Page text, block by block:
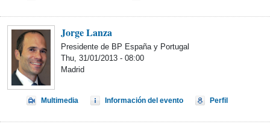
Jorge Lanza
Presidente de BP España y Portugal
Thu, 31/01/2013 - 08:00
Madrid
Multimedia Información del evento Perfil